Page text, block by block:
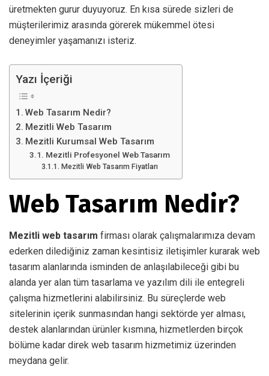
üretmekten gurur duyuyoruz. En kısa sürede sizleri de
müşterilerimiz arasında görerek mükemmel ötesi
deneyimler yaşamanızı isteriz.
Yazı İçeriği
Web Tasarım Nedir?
Mezitli Web Tasarım
Mezitli Kurumsal Web Tasarım
Mezitli Profesyonel Web Tasarım
Mezitli Web Tasarım Fiyatları
Web Tasarım Nedir?
Mezitli web tasarım firması olarak çalışmalarımıza devam
ederken dilediğiniz zaman kesintisiz iletişimler kurarak web
tasarım alanlarında isminden de anlaşılabileceği gibi bu
alanda yer alan tüm tasarlama ve yazılım dili ile entegreli
çalışma hizmetlerini alabilirsiniz. Bu süreçlerde web
sitelerinin içerik sunmasından hangi sektörde yer alması,
destek alanlarından ürünler kısmına, hizmetlerden birçok
bölüme kadar direk web tasarım hizmetimiz üzerinden
meydana gelir.